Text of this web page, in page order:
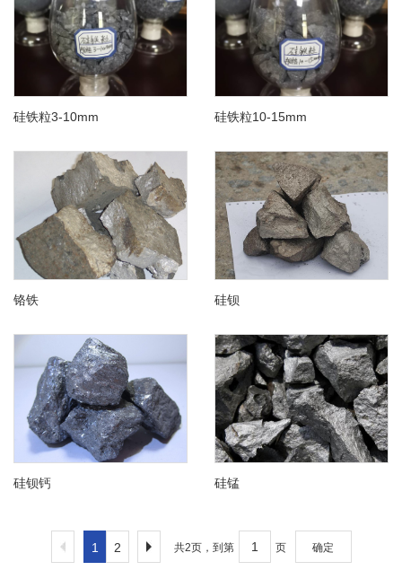
硅铁粒3-10mm 硅铁粒10-15mm
铬铁 硅钡
硅钡钙 硅锰
1 2 共2页，到第 页 确定